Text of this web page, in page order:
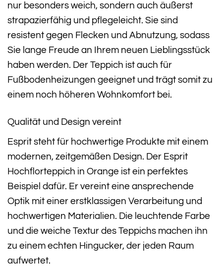
nur besonders weich, sondern auch äußerst
strapazierfähig und pflegeleicht. Sie sind
resistent gegen Flecken und Abnutzung, sodass
Sie lange Freude an Ihrem neuen Lieblingsstück
haben werden. Der Teppich ist auch für
Fußbodenheizungen geeignet und trägt somit zu
einem noch höheren Wohnkomfort bei.
Qualität und Design vereint
Esprit steht für hochwertige Produkte mit einem
modernen, zeitgemäßen Design. Der Esprit
Hochflorteppich in Orange ist ein perfektes
Beispiel dafür. Er vereint eine ansprechende
Optik mit einer erstklassigen Verarbeitung und
hochwertigen Materialien. Die leuchtende Farbe
und die weiche Textur des Teppichs machen ihn
zu einem echten Hingucker, der jeden Raum
aufwertet.